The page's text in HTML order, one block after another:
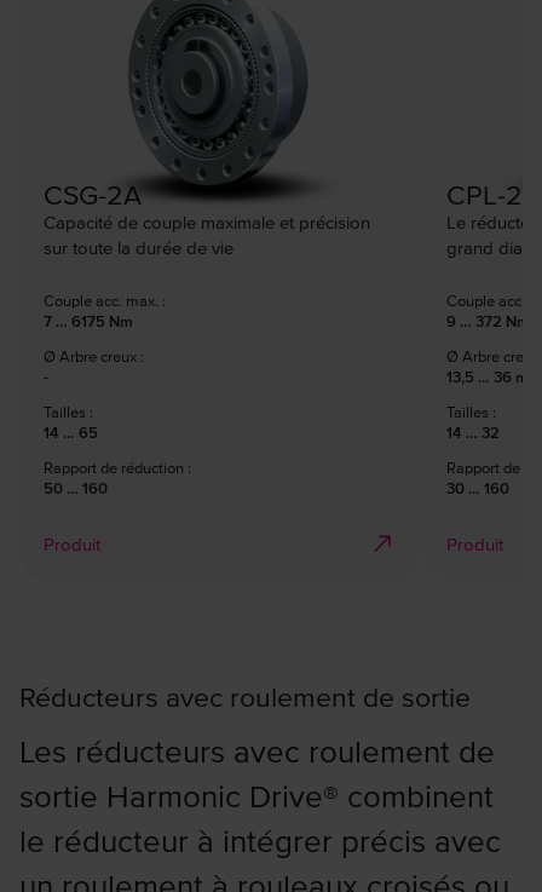
CSG-2A
Capacité de couple maximale et précision
sur toute la durée de vie
Couple acc. max. :
7 … 6175 Nm
Ø Arbre creux :
-
Tailles :
14 … 65
Rapport de réduction :
50 … 160
Produit
CPL-2A
Le
grand
Couple acc.
9 … 372 Nm
Ø Arbre creux
13,5 … 36 mm
Tailles :
14 … 32
Rapport de
30 … 160
Produit
Réducteurs avec roulement de sortie
Les réducteurs avec roulement de
sortie Harmonic Drive® combinent
le réducteur à intégrer précis avec